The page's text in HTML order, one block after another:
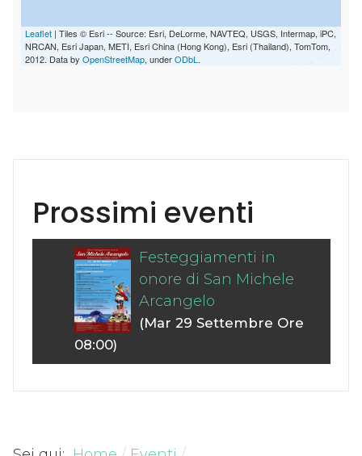
Leaflet | Tiles © Esri -- Source: Esri, DeLorme, NAVTEQ, USGS, Intermap, iPC,
NRCAN, Esri Japan, METI, Esri China (Hong Kong), Esri (Thailand), TomTom,
2012. Data by OpenStreetMap, underODbL .
Prossimi eventi
Festeggiamenti in
onore di San Michele
Arcangelo
(Mar 29 Settembre Ore
08:00)